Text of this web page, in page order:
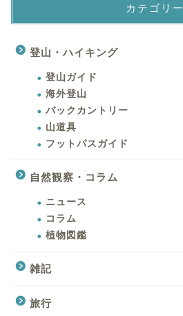
カテゴリー
登山・ハイキング
登山ガイド
海外登山
バックカントリー
山道具
フットパスガイド
自然観察・コラム
ニュース
コラム
植物図鑑
雑記
旅行